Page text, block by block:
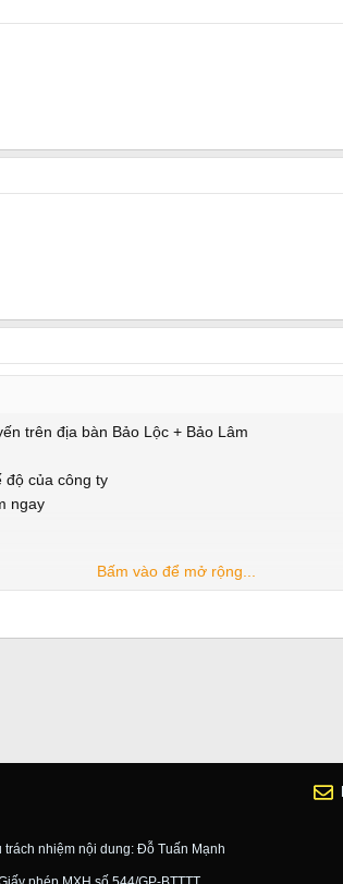
trên địa bàn Bảo Lộc + Bảo Lâm
độ của công ty
ngay
Bấm vào để mở rộng...
trách nhiệm nội dung: Đỗ Tuấn Mạnh